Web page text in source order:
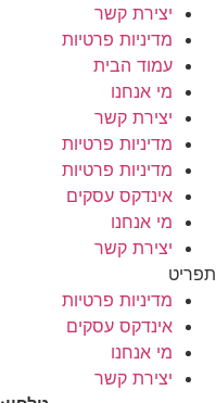
יצירת קשר
מדיניות פרטיות
עמוד הבית
מי אנחנו
יצירת קשר
מדיניות פרטיות
מדיניות פרטיות
אינדקס עסקים
מי אנחנו
יצירת קשר
תפריט
מדיניות פרטיות
אינדקס עסקים
מי אנחנו
יצירת קשר